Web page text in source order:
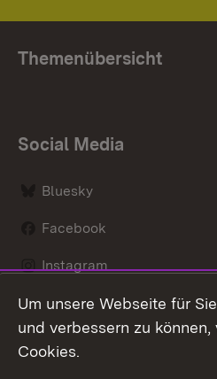
Themenübersicht
Social Media
Bluesky
Facebook
Instagram
LinkedIn
Um unsere Webseite für
und verbessern zu
Cookies.